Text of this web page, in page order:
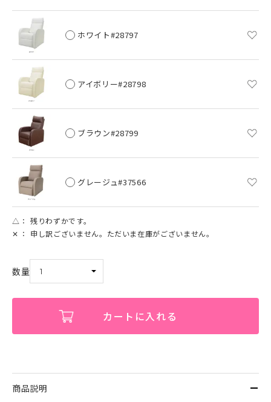
ホワイト#28797
アイボリー#28798
ブラウン#28799
グレージュ#37566
△
残りわずかです。
✕
申し訳ございません。ただいま在庫がございません。
カートに入れる
商品説明